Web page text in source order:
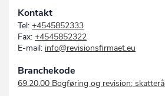
Kontakt
Tel: +4545852333
Fax: +4545852322
E-mail: info@revisionsfirmaet.eu
Branchekode
69.20.00 Bogføring og revision;